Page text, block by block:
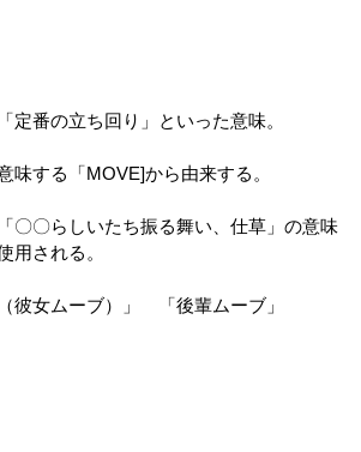
番の立ち回り」といった意味。
する「MOVE]から由来する。
〇〇らしいたち振る舞い、仕草」の意味
用される。
彼女ムーブ）」 「後輩ムーブ」